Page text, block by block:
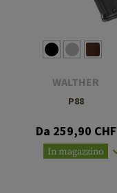
WALTHER
P88
Da 259,90 CHF
In magazzino